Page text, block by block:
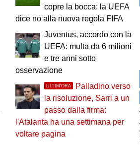
copre la bocca: la UEFA
dice no alla nuova regola FIFA
Juventus, accordo con la
UEFA: multa da 6 milioni
e tre anni sotto
osservazione
ULTIM'ORA
Palladino verso
la risoluzione, Sarri a un
passo dalla firma:
l'Atalanta ha una settimana per
voltare pagina